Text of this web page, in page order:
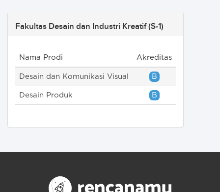
Fakultas Desain dan Industri Kreatif (S-1)
Nama Prodi Akreditas
Desain dan Komunikasi Visual B
Desain Produk B